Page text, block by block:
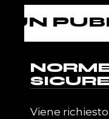
Viene